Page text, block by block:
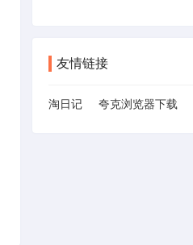
友情链接
淘日记 夸克浏览器下载